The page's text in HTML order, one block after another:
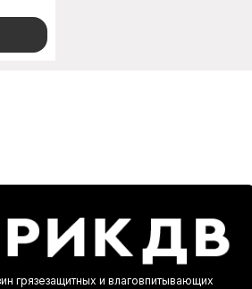
грязезащитных и влаговпитывающих